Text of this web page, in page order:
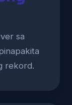
sa
rekord.